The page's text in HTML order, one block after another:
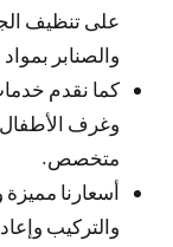
على تنظيف
والصنابر
كما نقدم
وغرف الأطفال
متخصص.
أسعارنا
والتركيب